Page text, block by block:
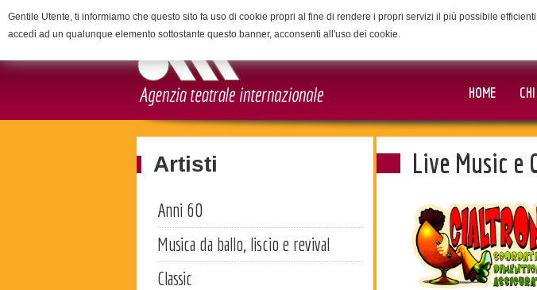
Gentile Utente, ti informiamo che questo sito fa uso di cookie propri al fine di rendere i propri servizi il più possibile
accedi ad un qualunque elemento sottostante questo banner, acconsenti all'uso dei cookie.
HOME
Artisti
Anni 60
Musica da ballo, liscio e revival
Classic
Live Music e